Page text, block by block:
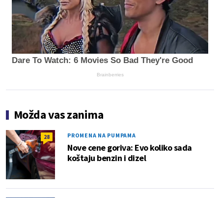
Dare To Watch: 6 Movies So Bad They're Good
Brainberries
Možda vas zanima
28 PROMENA NA PUMPAMA
Nove cene goriva: Evo koliko sada
koštaju benzin i dizel